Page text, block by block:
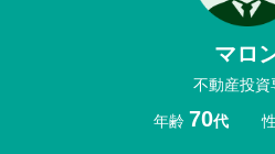
不動産投資会社の評判・口コミ
マロ
不動産投資
年齢 70代